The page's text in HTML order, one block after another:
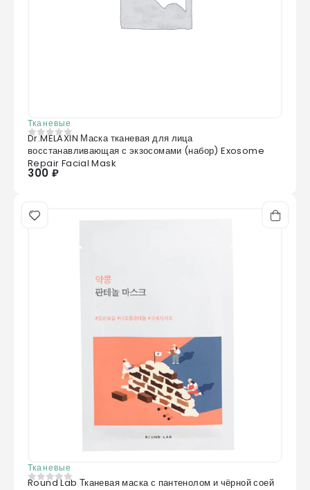
Тканевые
0из 5
Dr.MELAXIN Маска тканевая для лица
восстанавливающая с экзосомами (набор) Exosome
Repair Facial Mask
300 ₽
Тканевые
0 из 5
Round Lab Тканевая маска с пантенолом и чёрной соей